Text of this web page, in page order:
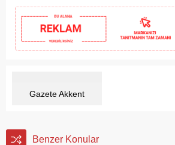
Gazete Akkent
Benzer Konular